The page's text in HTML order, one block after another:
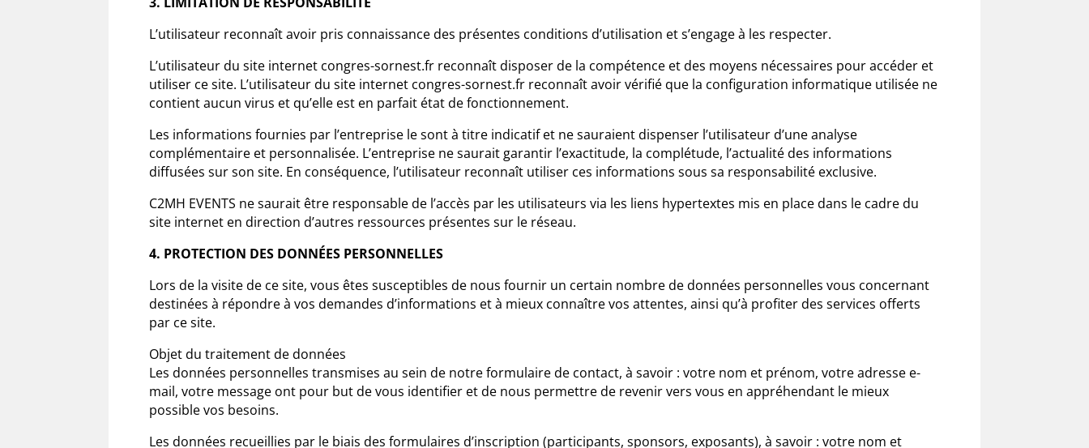
L’utilisateur reconnaît avoir pris connaissance des présentes conditions d’utilisation et s’engage à les respecter.
L’utilisateur du site internet congres-sornest.fr reconnaît disposer de la compétence et des moyens nécessaires pour accéder et
utiliser ce site. L’utilisateur du site internet congres-sornest.fr reconnaît avoir vérifié que la configuration informatique utilisée ne
contient aucun virus et qu’elle est en parfait état de fonctionnement.
Les informations fournies par l’entreprise le sont à titre indicatif et ne sauraient dispenser l’utilisateur d’une analyse
complémentaire et personnalisée. L’entreprise ne saurait garantir l’exactitude, la complétude, l’actualité des informations
diffusées sur son site. En conséquence, l’utilisateur reconnaît utiliser ces informations sous sa responsabilité exclusive.
C2MH EVENTS ne saurait être responsable de l’accès par les utilisateurs via les liens hypertextes mis en place dans le cadre du
site internet en direction d’autres ressources présentes sur le réseau.
4. PROTECTION DES DONNÉES PERSONNELLES
Lors de la visite de ce site, vous êtes susceptibles de nous fournir un certain nombre de données personnelles vous concernant
destinées à répondre à vos demandes d’informations et à mieux connaître vos attentes, ainsi qu’à profiter des services offerts
par ce site.
Objet du traitement de données
Les données personnelles transmises au sein de notre formulaire de contact, à savoir : votre nom et prénom, votre adresse e-
mail, votre message ont pour but de vous identifier et de nous permettre de revenir vers vous en appréhendant le mieux
possible vos besoins.
Les données recueillies par le biais des formulaires d’inscription (participants, sponsors, exposants), à savoir : votre nom et